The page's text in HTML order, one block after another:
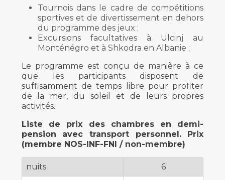
Tournois dans le cadre de compétitions
sportives et de divertissement en dehors
du programme des jeux ;
Excursions facultatives à Ulcinj au
Monténégro et à Shkodra en Albanie ;
Le programme est conçu de manière à ce
que les participants disposent de
suffisamment de temps libre pour profiter
de la mer, du soleil et de leurs propres
activités.
Liste de prix des chambres en demi-
pension avec transport personnel. Prix
(membre NOS-INF-FNI / non-membre)
nuits
6